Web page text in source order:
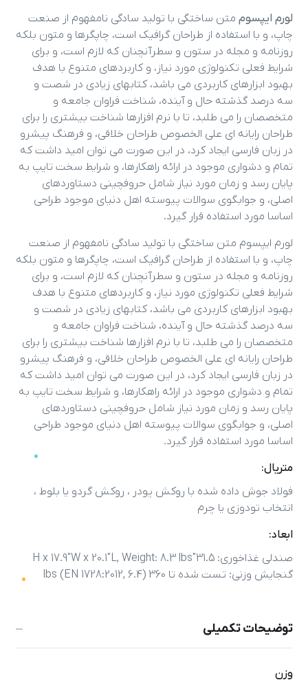
لورم ایپسوم متن ساختگی با تولید سادگی نامفهوم از صنعت
چاپ، و با استفاده از طراحان گرافیک است، چاپگرها و متون بلکه
روزنامه و مجله در ستون و سطرآنچنان که لازم است، و برای
شرایط فعلی تکنولوژی مورد نیاز، و کاربردهای متنوع با هدف
بهبود ابزارهای کاربردی می باشد، کتابهای زیادی در شصت و
سه درصد گذشته حال و آینده، شناخت فراوان جامعه و
متخصصان را می طلبد، تا با نرم افزارها شناخت بیشتری را برای
طراحان رایانه ای علی الخصوص طراحان خلاقی، و فرهنگ پیشرو
در زبان فارسی ایجاد کرد، در این صورت می توان امید داشت که
تمام و دشواری موجود در ارائه راهکارها، و شرایط سخت تایپ به
پایان رسد و زمان مورد نیاز شامل حروفچینی دستاوردهای
اصلی، و جوابگوی سوالات پیوسته اهل دنیای موجود طراحی
اساسا مورد استفاده قرار گیرد.
لورم ایپسوم متن ساختگی با تولید سادگی نامفهوم از صنعت
چاپ، و با استفاده از طراحان گرافیک است، چاپگرها و متون بلکه
روزنامه و مجله در ستون و سطرآنچنان که لازم است، و برای
شرایط فعلی تکنولوژی مورد نیاز، و کاربردهای متنوع با هدف
بهبود ابزارهای کاربردی می باشد، کتابهای زیادی در شصت و
سه درصد گذشته حال و آینده، شناخت فراوان جامعه و
متخصصان را می طلبد، تا با نرم افزارها شناخت بیشتری را برای
طراحان رایانه ای علی الخصوص طراحان خلاقی، و فرهنگ پیشرو
در زبان فارسی ایجاد کرد، در این صورت می توان امید داشت که
تمام و دشواری موجود در ارائه راهکارها، و شرایط سخت تایپ به
پایان رسد و زمان مورد نیاز شامل حروفچینی دستاوردهای
اصلی، و جوابگوی سوالات پیوسته اهل دنیای موجود طراحی
اساسا مورد استفاده قرار گیرد.
متریال:
فولاد جوش داده شده با روکش پودر ، روکش گردو یا بلوط ،
انتخاب تودوزی یا چرم
ابعاد:
صندلی غذاخوری: 31.5″H x 17.9″W x 20.1″L, Weight: 8.3 lbs
گنجایش وزنی: تست شده تا
توضیحات تکمیلی
وزن